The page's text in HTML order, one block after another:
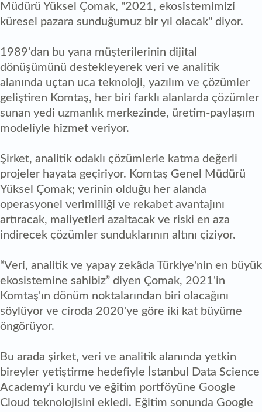
Müdürü Yüksel Çomak, "2021, ekosistemimizi
küresel pazara sunduğumuz bir yıl olacak" diyor.
1989'dan bu yana müşterilerinin dijital
dönüşümünü destekleyerek veri ve analitik
alanında uçtan uca teknoloji, yazılım ve çözümler
geliştiren Komtaş, her biri farklı alanlarda çözümler
sunan yedi uzmanlık merkezinde, üretim-paylaşım
modeliyle hizmet veriyor.
Şirket, analitik odaklı çözümlerle katma değerli
projeler hayata geçiriyor. Komtaş Genel Müdürü
Yüksel Çomak; verinin olduğu her alanda
operasyonel verimliliği ve rekabet avantajını
artıracak, maliyetleri azaltacak ve riski en aza
indirecek çözümler sunduklarının altını çiziyor.
“Veri, analitik ve yapay zekâda Türkiye'nin en büyük
ekosistemine sahibiz” diyen Çomak, 2021'in
Komtaş'ın dönüm noktalarından biri olacağını
söylüyor ve ciroda 2020'ye göre iki kat büyüme
öngörüyor.
Bu arada şirket, veri ve analitik alanında yetkin
bireyler yetiştirme hedefiyle İstanbul Data Science
Academy'i kurdu ve eğitim portföyüne Google
Cloud teknolojisini ekledi. Eğitim sonunda Google